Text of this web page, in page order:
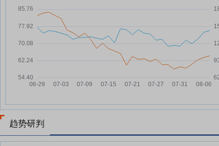
元，融资余额8.1亿元
科创板股上半年业绩提前看 39股
净利润增幅翻倍
欧科亿：融资净买入3475.64万
07-28
科创板新材料企业上半年业绩表现
07-27
69家科创板公司提前预告上半年
研发筑基助力业绩增长 科创板新
07-26
05-12
05-12
趋势研判